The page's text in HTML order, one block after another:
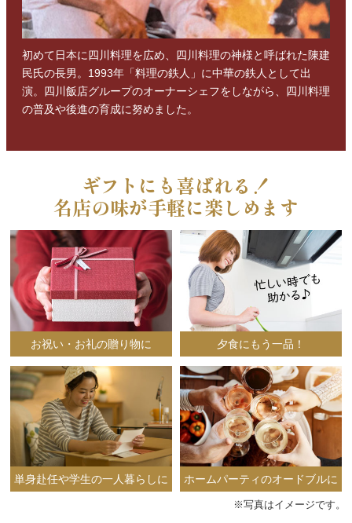
初めて日本に四川料理を広め、四川料理の神様と呼ばれた陳建
民氏の長男。1993年「料理の鉄人」に中華の鉄人として出
演。四川飯店グループのオーナーシェフをしながら、四川料理
の普及や後進の育成に努めました。
ギフトにも喜ばれる！
名店の味が手軽に楽しめます
お祝い・お礼の贈り物に 夕食にもう一品！
単身赴任や学生の一人暮らしに ホームパーティのオードブルに
※写真はイメージです。